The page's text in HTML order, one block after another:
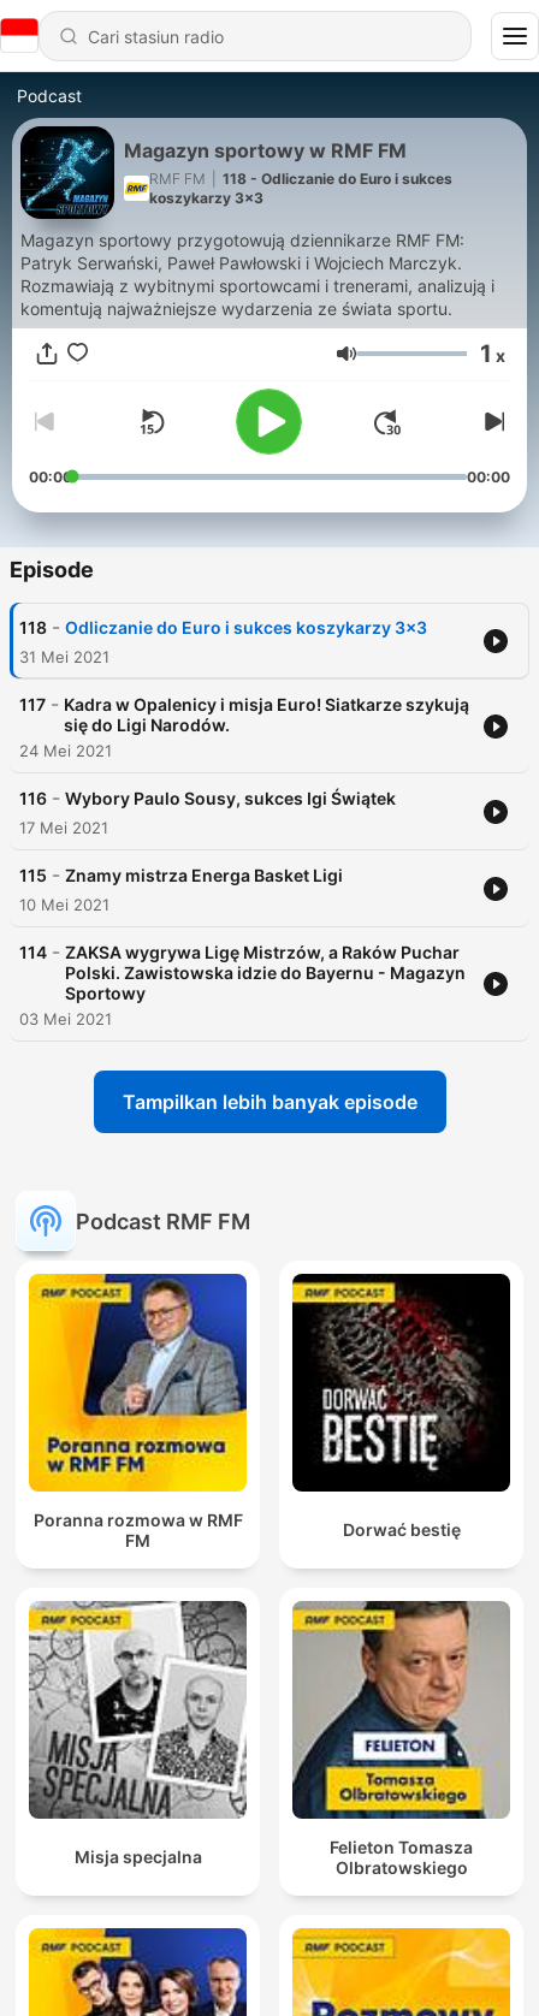
Podcast
Magazyn sportowy w RMF FM
RMF FM
118 - Odliczanie do Euro i sukces
koszykarzy 3x3
Magazyn sportowy przygotowują dziennikarze RMF FM:
Patryk Serwański, Paweł Pawłowski i Wojciech Marczyk.
Rozmawiają z wybitnymi sportowcami i trenerami, analizują i
komentują najważniejsze wydarzenia ze świata sportu.
Volume 1 x
00:00 00:00
Episode
118 - Odliczanie do Euro i sukces koszykarzy 3x3
31 Mei 2021
117 - Kadra w Opalenicy i misja Euro! Siatkarze szykują
się do Ligi Narodów.
24 Mei 2021
116 - Wybory Paulo Sousy, sukces Igi Świątek
17 Mei 2021
115 - Znamy mistrza Energa Basket Ligi
10 Mei 2021
114 - ZAKSA wygrywa Ligę Mistrzów, a Raków Puchar
Polski. Zawistowska idzie do Bayernu - Magazyn
Sportowy
03 Mei 2021
Tampilkan lebih banyak episode
Podcast RMF FM
Poranna rozmowa w RMF
FM
Dorwać bestię
Misja specjalna
Felieton Tomasza
Olbratowskiego